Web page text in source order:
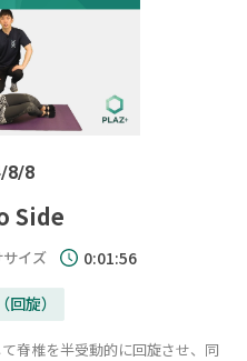
8/8
Side
イズ 0:01:56
旋）
脊椎を半受動的に回旋させ、同